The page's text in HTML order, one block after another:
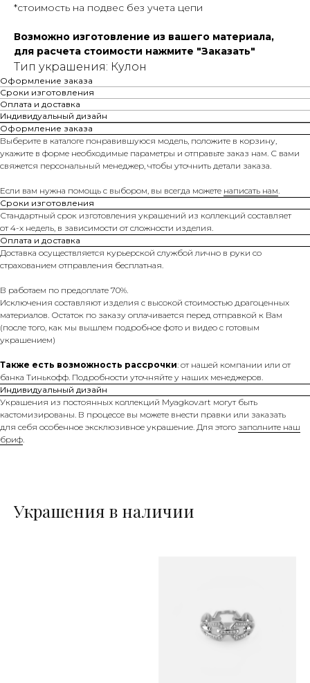
*стоимость на подвес без учета цепи
Возможно изготовление из вашего материала,
для расчета стоимости нажмите "Заказать"
Тип украшения: Кулон
Оформление заказа
Сроки изготовления
Оплата и доставка
Индивидуальный дизайн
Оформление заказа
Выберите в каталоге понравившуюся модель, положите в корзину,
укажите в форме необходимые параметры и отправьте заказ нам. С вами
свяжется персональный менеджер, чтобы уточнить детали заказа.
Если вам нужна помощь с выбором, вы всегда можете написать нам
Сроки изготовления
Стандартный срок изготовления украшений из коллекций составляет
от 4-х недель, в зависимости от сложности изделия.
Оплата и доставка
Доставка осуществляется курьерской службой лично в руки со
страхованием отправления бесплатная.
В работаем по предоплате 70%.
Исключения составляют изделия с высокой стоимостью драгоценных
материалов. Остаток по заказу оплачивается перед отправкой к Вам
(после того, как мы вышлем подробное фото и видео с готовым
украшением)
Также есть возможность рассрочки: от нашей компании или от
банка Тинькофф. Подробности уточняйте у наших менеджеров.
Индивидуальный дизайн
Украшения из постоянных коллекций Myagkov.art могут быть
кастомизированы. В процессе вы можете внести правки или заказать
для себя особенное эксклюзивное украшение. Для этого заполните наш
бриф
Украшения в наличии